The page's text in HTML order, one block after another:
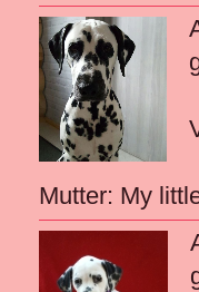
Mutter: My